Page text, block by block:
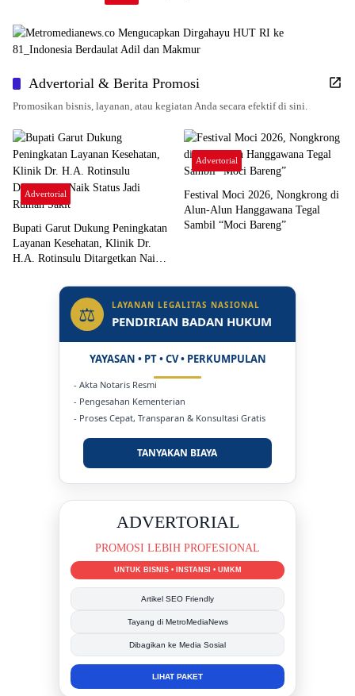
Advertorial & Berita Promosi
Promosikan bisnis, layanan, atau kegiatan Anda secara efektif di sini.
Advertorial
Bupati Garut Dukung Peningkatan
Layanan Kesehatan, Klinik Dr.
H.A. Rotinsulu Ditargetkan Naik
Advertorial
Festival Moci 2026, Nongkrong di
Alun-Alun Hanggawana Tegal
Sambil “Moci Bareng”
⚖ LAYANAN LEGALITAS NASIONAL
PENDIRIAN BADAN HUKUM
YAYASAN • PT • CV • PERKUMPULAN
- Akta Notaris Resmi
- Pengesahan Kementerian
- Proses Cepat, Transparan & Konsultasi Gratis
TANYAKAN BIAYA
DUKUNG KAMI
BERSAMA METROMEDIANEWS.CO
MEDIA INFORMASI TERPERCAYA
Publikasi Kegiatan
Berita Promosi
Tingkatkan Branding Anda
INFO SELENGKAPNYA